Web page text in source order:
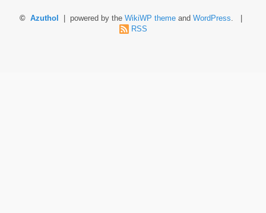
© Azuthol | powered by the WikiWP themeand WordPress
RSS